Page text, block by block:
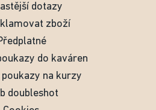
dotazy
zboží
do kaváren
na kurzy
doubleshot